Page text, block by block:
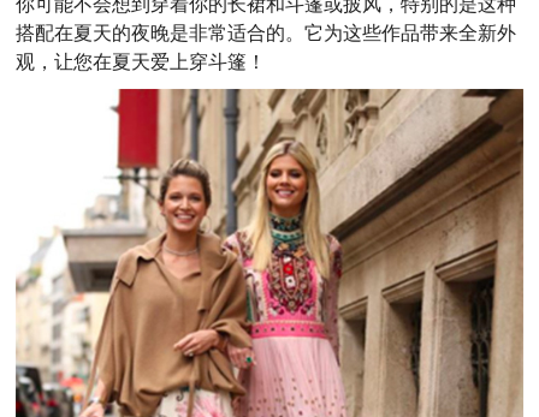
搭配在夏天的夜晚是非常适合的。它为这些作品带来全新外
观，让您在夏天爱上穿斗篷！